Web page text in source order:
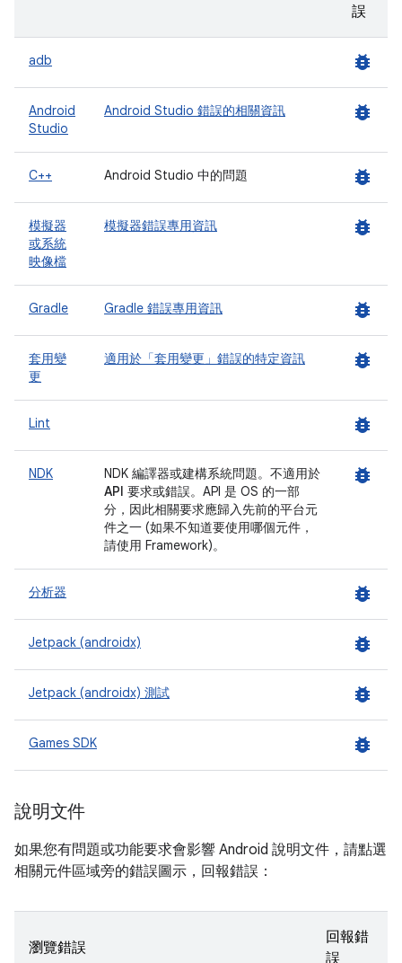
誤
adb bug_report
Android
Studio
Android Studio 錯誤的相關資訊 bug_report
C++ Android Studio 中的問題 bug_report
模擬器
或系統
映像檔
模擬器錯誤專用資訊 bug_report
Gradle Gradle 錯誤專用資訊 bug_report
套用變
更
適用於「套用變更」錯誤的特定資訊 bug_report
Lint bug_report
NDK NDK 編譯器或建構系統問題。 不適用於
API 要求或錯誤。 API 是 OS 的一部
分，因此相關要求應歸入先前的平台元
件之一 (如果不知道要使用哪個元件，
請使用 Framework)。
bug_report
分析器 bug_report
Jetpack (androidx) bug_report
Jetpack (androidx) 測試 bug_report
Games SDK bug_report
說明文件
如果您有問題或功能要求會影響 Android 說明文件，請點選
相關元件區域旁的錯誤圖示，回報錯誤：
瀏覽錯誤
回報錯
誤